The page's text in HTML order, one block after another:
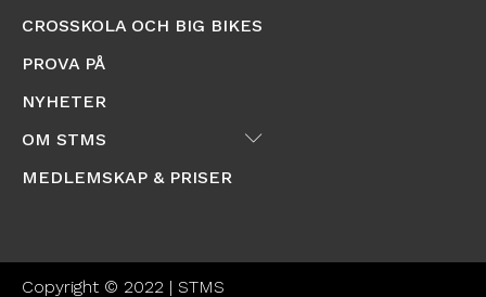
CROSSKOLA OCH BIG BIKES
PROVA PÅ
NYHETER
OM STMS
Submenu
MEDLEMSKAP & PRISER
Copyright © 2022 | STMS